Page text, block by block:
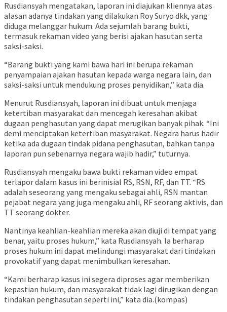
Rusdiansyah mengatakan, laporan ini diajukan kliennya atas
alasan adanya tindakan yang dilakukan Roy Suryo dkk, yang
diduga melanggar hukum. Ada sejumlah barang bukti,
termasuk rekaman video yang berisi ajakan hasutan serta
saksi-saksi.
“Barang bukti yang kami bawa hari ini berupa rekaman
penyampaian ajakan hasutan kepada warga negara lain, dan
saksi-saksi untuk mendukung proses penyidikan,” kata dia.
Menurut Rusdiansyah, laporan ini dibuat untuk menjaga
ketertiban masyarakat dan mencegah keresahan akibat
dugaan penghasutan yang dapat merugikan banyak pihak. “Ini
demi menciptakan ketertiban masyarakat. Negara harus hadir
ketika ada dugaan tindak pidana penghasutan, bahkan tanpa
laporan pun sebenarnya negara wajib hadir,” tuturnya.
Rusdiansyah mengaku bawa bukti rekaman video empat
terlapor dalam kasus ini berinisial RS, RSN, RF, dan TT. “RS
adalah seseorang yang mengaku sebagai ahli, RSN mantan
pejabat negara yang juga mengaku ahli, RF seorang aktivis, dan
TT seorang dokter.
Nantinya keahlian-keahlian mereka akan diuji di tempat yang
benar, yaitu proses hukum,” kata Rusdiansyah. Ia berharap
proses hukum ini dapat melindungi masyarakat dari tindakan
provokatif yang dapat menimbulkan keresahan.
“Kami berharap kasus ini segera diproses agar memberikan
kepastian hukum, dan masyarakat tidak lagi dirugikan dengan
tindakan penghasutan seperti ini,” kata dia.(kompas)